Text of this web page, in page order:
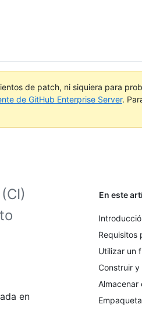
de patch, ni siquiera para
de GitHub Enterprise Server.
En este
Requisitos
Utilizar un
Construir
Almacenar
en